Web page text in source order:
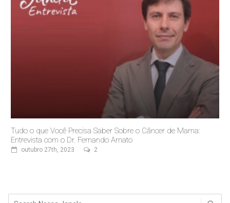
Tudo o que Você Precisa Saber Sobre o Câncer de Mama:
Entrevista com o Dr. Fernando Amato
outubro 27th, 2023 2